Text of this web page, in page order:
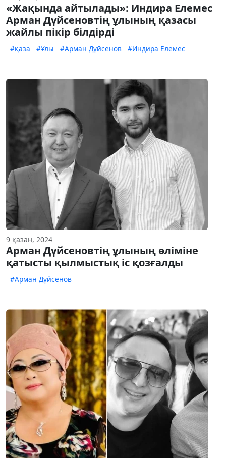
«Жақында айтылады»: Индира Елемес
Арман Дүйсеновтің ұлының қазасы
жайлы пікір білдірді
#қаза #Ұлы #Арман Дүйсенов #Индира Елемес
9 қазан, 2024
Арман Дүйсеновтің ұлының өліміне
қатысты қылмыстық іс қозғалды
#Арман Дүйсенов